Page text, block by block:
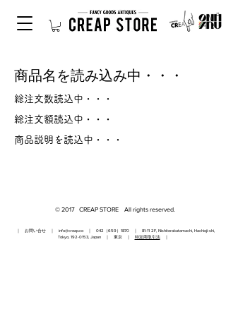
商品名を読み込み中・・・
総注文数読込中・・・
総注文額読込中・・・
商品説明を読込中・・・
© 2017 CREAP STORE All rights reserved.
｜ お問い合せ ｜ info@creap.co｜ 042（659）1870 ｜ 81-11 2F, Nishiterakatamachi, Hachioji-shi,
Tokyo, 192-0153, Japan ｜ 東京 ｜ 特定商取引法｜